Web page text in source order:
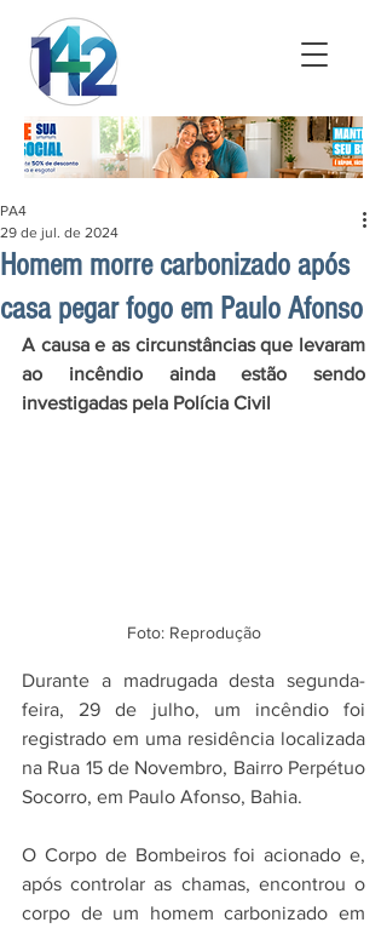
Homem morre carbonizado após
casa pegar fogo em Paulo Afonso
PA4
29 de jul. de 2024
A causa e as circunstâncias que levaram
ao incêndio ainda estão sendo
investigadas pela Polícia Civil
Foto: Reprodução
Durante a madrugada desta segunda-
feira, 29 de julho, um incêndio foi
registrado em uma residência localizada
na Rua 15 de Novembro, Bairro Perpétuo
Socorro, em Paulo Afonso, Bahia.
O Corpo de Bombeiros foi acionado e,
após controlar as chamas, encontrou o
corpo de um homem carbonizado em